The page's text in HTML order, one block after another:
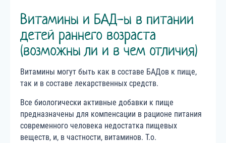
Витамины и БАД-ы в питании
детей раннего возраста
(возможны ли и в чем отличия)
Витамины могут быть как в составе БАДов к пище,
так и в составе лекарственных средств.
Все биологически активные добавки к пище
предназначены для компенсации в рационе питания
современного человека недостатка пищевых
веществ, и, в частности, витаминов. Т.о.